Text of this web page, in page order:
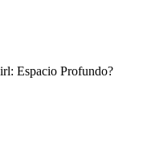
Espacio Profundo?